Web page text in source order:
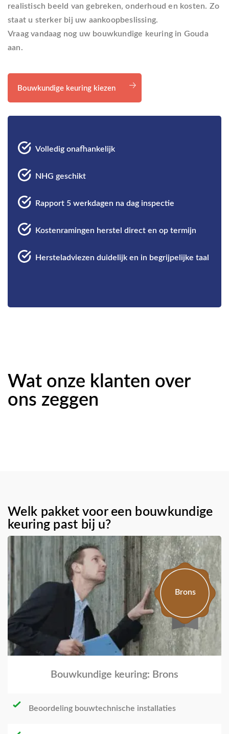
realistisch beeld van gebreken, onderhoud en kosten. Zo
staat u sterker bij uw aankoopbeslissing.
Vraag vandaag nog uw bouwkundige keuring in Gouda
aan.
Bouwkundige keuring kiezen
Volledig onafhankelijk
NHG geschikt
Rapport 5 werkdagen na dag inspectie
Kostenramingen herstel direct en op termijn
Hersteladviezen duidelijk en in begrijpelijke taal
Wat onze klanten over
ons zeggen
Welk pakket voor een bouwkundige
keuring past bij u?
Brons
Bouwkundige keuring: Brons
Beoordeling bouwtechnische installaties